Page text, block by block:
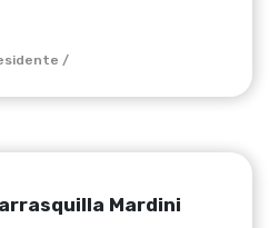
/
Mardini